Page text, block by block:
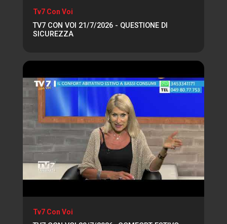
Tv7 Con Voi
TV7 CON VOI 21/7/2026 - QUESTIONE DI
SICUREZZA
Tv7 Con Voi